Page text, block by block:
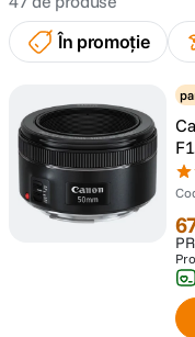
canon sx740
6. lavaliera
card memorie
8. ulanzi
În promoție